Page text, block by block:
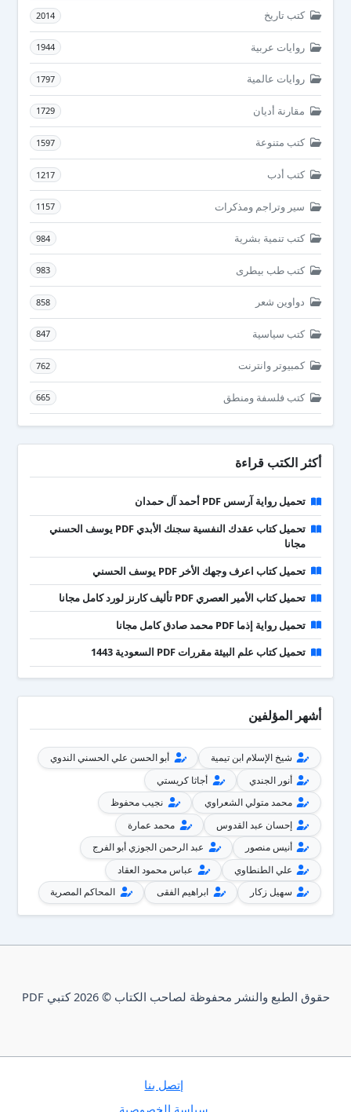
كتب تاريخ 2014
روايات عربية 1944
روايات عالمية 1797
مقارنة أديان 1729
كتب متنوعة 1597
كتب أدب 1217
سير وتراجم ومذكرات 1157
كتب تنمية بشرية 984
كتب طب بيطرى 983
دواوين شعر 858
كتب سياسية 847
كمبيوتر وانترنت 762
كتب فلسفة ومنطق 665
أكثر الكتب قراءة
تحميل رواية آرسس PDF أحمد آل حمدان
تحميل كتاب عقدك النفسية سجنك الأبدي PDF يوسف الحسني
مجانا
تحميل كتاب اعرف وجهك الأخر PDF يوسف الحسني
تحميل كتاب الأمير العصري PDF تأليف كارنز لورد كامل مجانا
تحميل رواية إذما PDF محمد صادق كامل مجانا
تحميل كتاب علم البيئة مقررات PDF السعودية 1443
أشهر المؤلفين
شيخ الإسلام ابن تيمية
أبو الحسن علي الحسني الندوي
أنور الجندي
أجاثا كريستي
محمد متولي الشعراوي
نجيب محفوظ
إحسان عبد القدوس
محمد عمارة
أنيس منصور
عبد الرحمن الجوزي أبو الفرج
علي الطنطاوي
عباس محمود العقاد
سهيل زكار
ابراهيم الفقى المحاكم المصرية
حقوق الطبع والنشر محفوظة لصاحب الكتاب © 2026 كتبي PDF
إتصل بنا
سياسة الخصوصية